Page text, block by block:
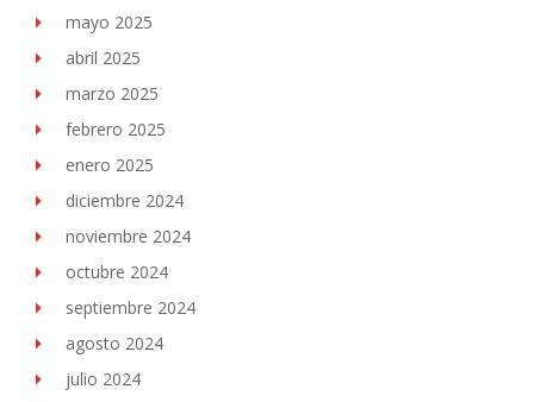
mayo 2025
abril 2025
marzo 2025
febrero 2025
enero 2025
diciembre 2024
noviembre 2024
octubre 2024
septiembre 2024
agosto 2024
julio 2024